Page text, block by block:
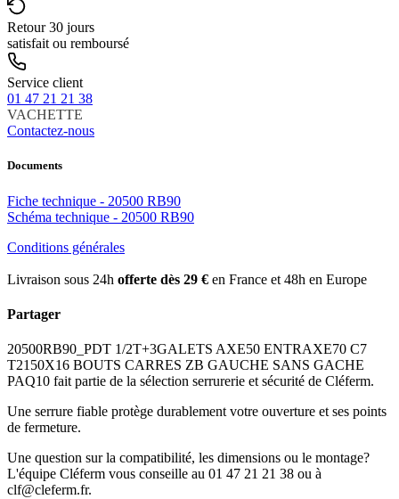
Retour 30 jours
satisfait ou remboursé
Service client
01 47 21 21 38
VACHETTE
Contactez-nous
Documents
Fiche technique - 20500 RB90
Schéma technique - 20500 RB90
Conditions générales
Livraison sous 24h offerte dès 29 € en France et 48h en Europe
Partager
20500RB90_PDT 1/2T+3GALETS AXE50 ENTRAXE70 C7
T2150X16 BOUTS CARRES ZB GAUCHE SANS GACHE
PAQ10 fait partie de la sélection serrurerie et sécurité de Cléferm.
Une serrure fiable protège durablement votre ouverture et ses points
de fermeture.
Une question sur la compatibilité, les dimensions ou le montage?
L'équipe Cléferm vous conseille au 01 47 21 21 38 ou à
clf@cleferm.fr.